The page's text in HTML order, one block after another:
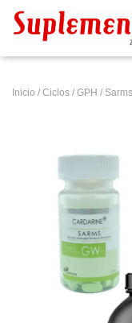
Inicio / Ciclos / GPH /